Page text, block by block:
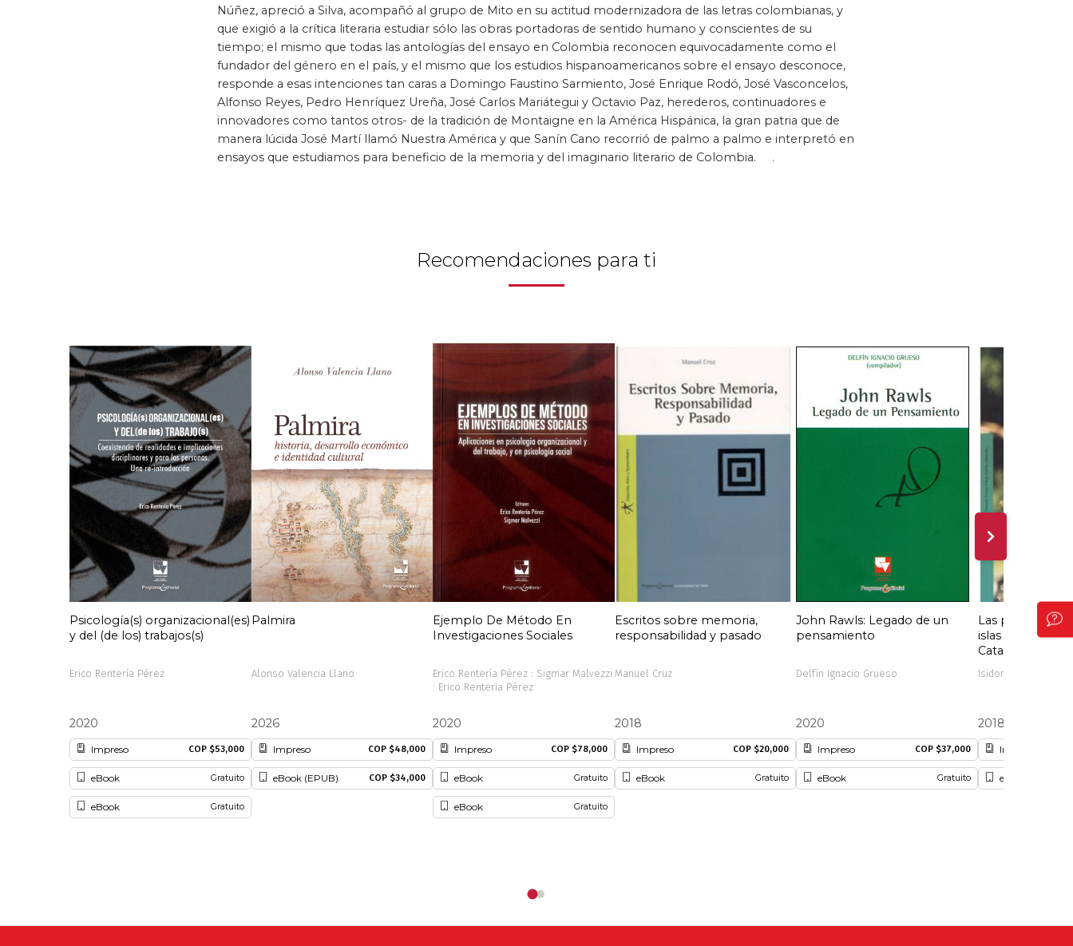
Núñez, apreció a Silva, acompañó al grupo de Mito en su actitud modernizadora de las letras colombianas, y
que exigió a la crítica literaria estudiar sólo las obras portadoras de sentido humano y conscientes de su
tiempo; el mismo que todas las antologías del ensayo en Colombia reconocen equivocadamente como el
fundador del género en el país, y el mismo que los estudios hispanoamericanos sobre el ensayo desconoce,
responde a esas intenciones tan caras a Domingo Faustino Sarmiento, José Enrique Rodó, José Vasconcelos,
Alfonso Reyes, Pedro Henríquez Ureña, José Carlos Mariátegui y Octavio Paz, herederos, continuadores e
innovadores como tantos otros- de la tradición de Montaigne en la América Hispánica, la gran patria que de
manera lúcida José Martí llamó Nuestra América y que Sanín Cano recorrió de palmo a palmo e interpretó en
ensayos que estudiamos para beneficio de la memoria y del imaginario literario de Colombia. .
Recomendaciones para ti
Psicología(s) organizacional(es)
y del (de los) trabajos(s)
Erico Rentería Pérez
2020
Impreso COP $53,000
eBook Gratuito
eBook Gratuito
Palmira
Alonso Valencia Llano
2026
Impreso COP $48,000
eBook (EPUB) COP $34,000
Ejemplo De Método En
Investigaciones Sociales
Erico Rentería Pérez : Sigmar Malvezzi
: Erico Rentería Pérez
2020
Impreso COP $78,000
eBook Gratuito
eBook Gratuito
Escritos sobre memoria,
responsabilidad y pasado
Manuel Cruz
2018
eBook Gratuito
Impreso COP $20,000
John Rawls: Legado de un
pensamiento
Delfín Ignacio Grueso
2020
Impreso COP $37,000
eBook Gratuito
Las plantas y
islas de
Catalina
Isidoro Cabrera
2018
Impreso
eBook